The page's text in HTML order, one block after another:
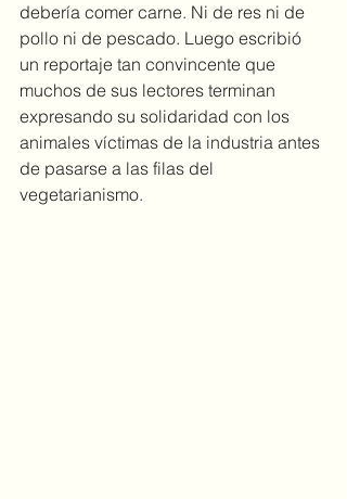
debería comer carne. Ni de res ni de
pollo ni de pescado. Luego escribió
un reportaje tan convincente que
muchos de sus lectores terminan
expresando su solidaridad con los
animales víctimas de la industria antes
de pasarse a las filas del
vegetarianismo.